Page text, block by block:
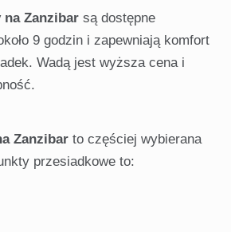
Zanzibar są dostępne
9 godzin i zapewniają komfort
Wadą jest wyższa cena i
Zanzibar to częściej wybierana
przesiadkowe to: